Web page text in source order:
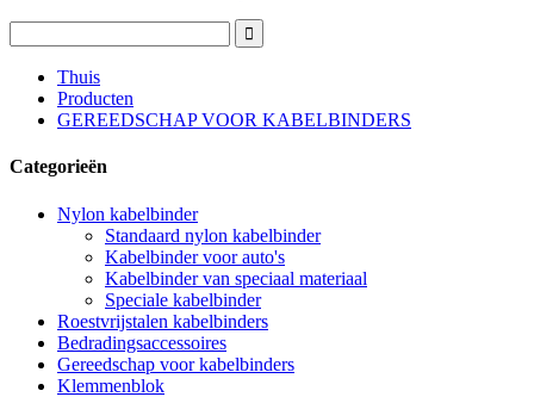
Thuis
Producten
GEREEDSCHAP VOOR KABELBINDERS
Categorieën
Nylon kabelbinder
Standaard nylon kabelbinder
Kabelbinder voor auto's
Kabelbinder van speciaal materiaal
Speciale kabelbinder
Roestvrijstalen kabelbinders
Bedradingsaccessoires
Gereedschap voor kabelbinders
Klemmenblok